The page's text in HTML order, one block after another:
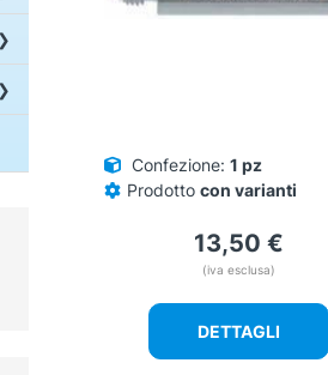
Confezione: 1 pz
Prodotto con varianti
13,50€
(iva esclusa)
DETTAGLI